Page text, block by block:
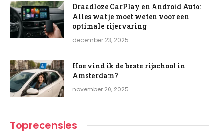
Draadloze CarPlay en Android Auto:
Alles wat je moet weten voor een
optimale rijervaring
december 23, 2025
Hoe vind ik de beste rijschool in
Amsterdam?
november 20, 2025
Toprecensies